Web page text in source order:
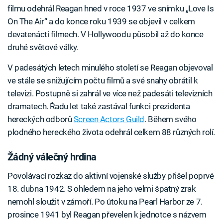
filmu odehrál Reagan hned v roce 1937 ve snímku „Love Is
On The Air“ a do konce roku 1939 se objevil v celkem
devatenácti filmech. V Hollywoodu působil až do konce
druhé světové války.
V padesátých letech minulého století se Reagan objevoval
ve stále se snižujícím počtu filmů a své snahy obrátil k
televizi. Postupně si zahrál ve více než padesáti televizních
dramatech. Řadu let také zastával funkci prezidenta
hereckých odborůScreen Actors Guild. Během svého
plodného hereckého života odehrál celkem 88 různých rolí.
Žádný válečný hrdina
Povolávací rozkaz do aktivní vojenské služby přišel poprvé
18. dubna 1942. S ohledem na jeho velmi špatný zrak
nemohl sloužit v zámoří. Po útoku na Pearl Harbor ze 7.
prosince 1941 byl Reagan převelen k jednotce s názvem